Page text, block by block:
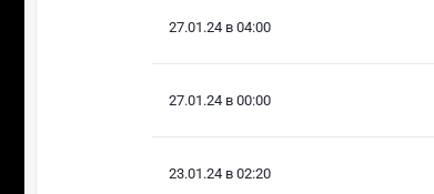
27.01.24 в 04:00
27.01.24 в 00:00
23.01.24 в 02:20